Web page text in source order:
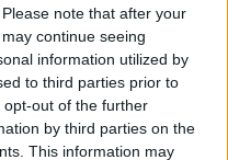
note that after your
continue seeing
information utilized by
to third parties prior to
out of the further
by third parties on the
This information may